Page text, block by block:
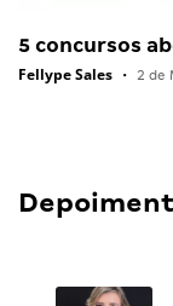
5 concursos
Fellype Sales • 2 de